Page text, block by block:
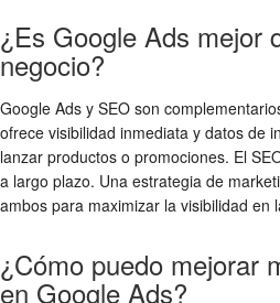
¿Es Google Ads mejor
negocio?
Google Ads y SEO son
ofrece visibilidad inmediata y datos de
lanzar productos o promociones. El
a largo plazo. Una estrategia de
ambos para maximizar la visibilidad en
¿Cómo puedo mejorar
en Google Ads?